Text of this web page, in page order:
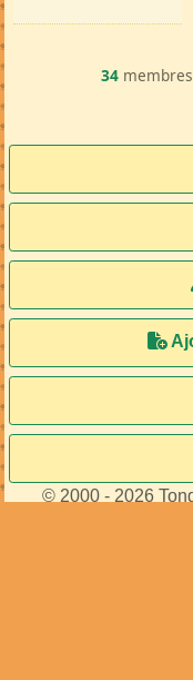
34
© 2000 - 2026